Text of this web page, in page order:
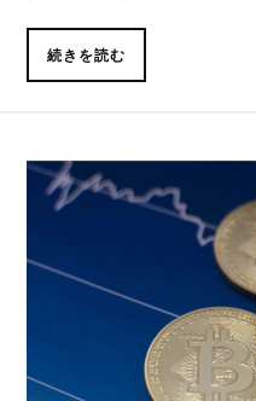
続きを読む